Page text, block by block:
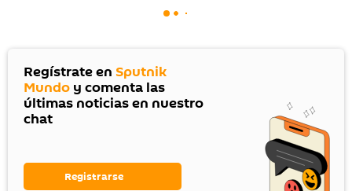
Regístrate en Sputnik
Mundo y comenta las
últimas noticias en nuestro
chat
Registrarse